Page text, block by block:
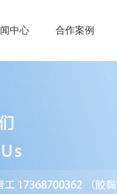
中心 合作案例